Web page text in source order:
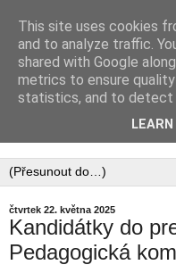
KOMORA,
čtvrtek 22. května 2025
Kandidátky do
Pedagogická
This site uses cookies
and to analyze traffic.
shared with Google
metrics to ensure
statistics, and to detect